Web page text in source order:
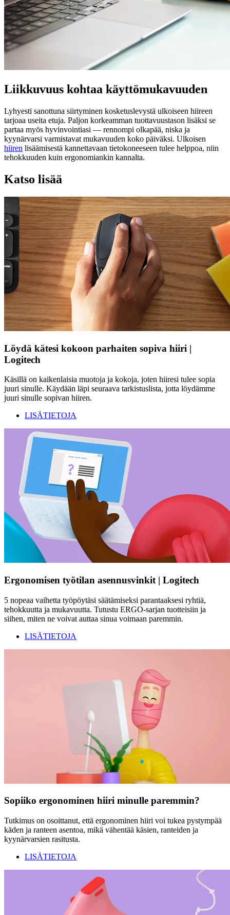
Liikkuvuus kohtaa käyttömukavuuden
Lyhyesti sanottuna siirtyminen kosketuslevystä ulkoiseen hiireen
tarjoaa useita etuja. Paljon korkeamman tuottavuustason lisäksi se
partaa myös hyvinvointiasi — rennompi olkapää, niska ja
kyynärvarsi varmistavat mukavuuden koko päiväksi. Ulkoisen
hiiren lisäämisestä kannettavaan tietokoneeseen tulee helppoa, niin
tehokkuuden kuin ergonomiankin kannalta.
Katso lisää
Löydä kätesi kokoon parhaiten sopiva hiiri |
Logitech
Käsillä on kaikenlaisia muotoja ja kokoja, joten hiiresi tulee sopia
juuri sinulle. Käydään läpi seuraava tarkistuslista, jotta löydämme
juuri sinulle sopivan hiiren.
LISÄTIETOJA
Ergonomisen työtilan asennusvinkit | Logitech
5 nopeaa vaihetta työpöytäsi säätämiseksi parantaaksesi ryhtiä,
tehokkuutta ja mukavuutta. Tutustu ERGO-sarjan tuotteisiin ja
siihen, miten ne voivat auttaa sinua voimaan paremmin.
LISÄTIETOJA
Sopiiko ergonominen hiiri minulle paremmin?
Tutkimus on osoittanut, että ergonominen hiiri voi tukea pystympää
käden ja ranteen asentoa, mikä vähentää käsien, ranteiden ja
kyynärvarsien rasitusta.
LISÄTIETOJA